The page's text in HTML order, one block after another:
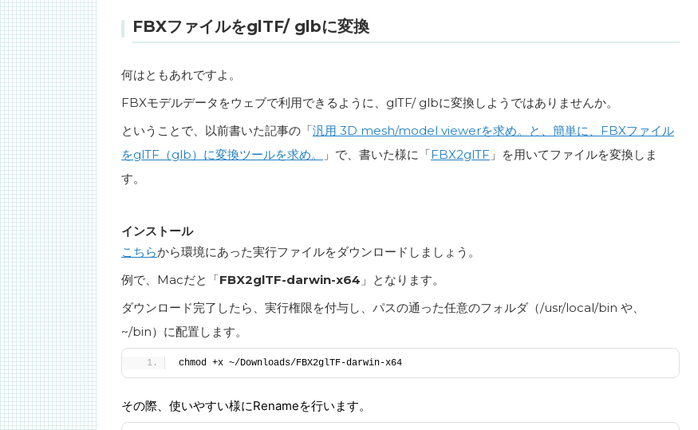
FBXファイルをglTF/ glbに変換
何はともあれですよ。
FBXモデルデータをウェブで利用できるように、glTF/ glbに変換しようではありませんか。
ということで、以前書いた記事の「汎用 3D mesh/model viewerを求め。と、簡単に、FBXファイル
をglTF（glb）に変換ツールを求め。
」で、書いた様に「FBX2glTF 」を用いてファイルを変換しま
す。
インストール
こちらから環境にあった実行ファイルをダウンロードしましょう。
例で、Macだと「FBX2glTF-darwin-x64 」となります。
ダウンロード完了したら、実行権限を付与し、パスの通った任意のフォルダ（/usr/local/bin や、
~/bin）に配置します。
chmod +x ~/Downloads/FBX2glTF-darwin-x64
その際、使いやすい様にRenameを行います。